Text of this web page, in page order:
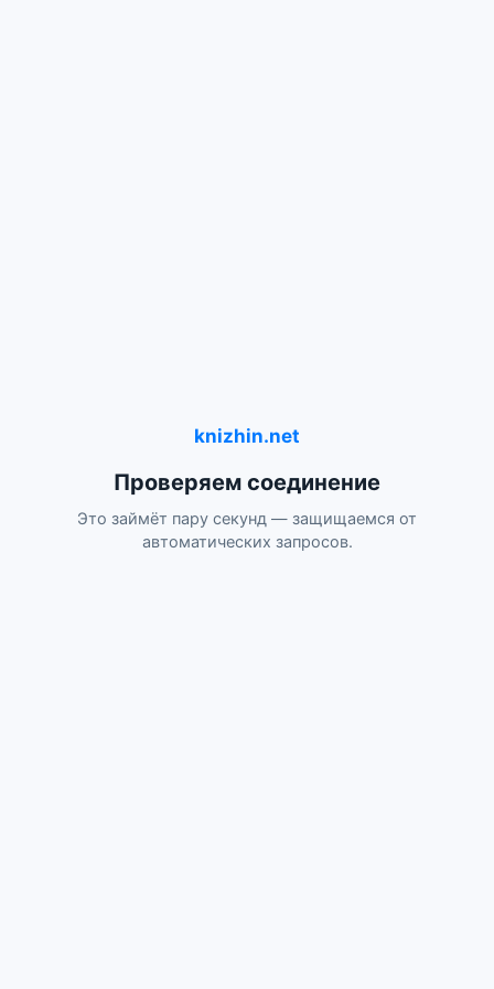
knizhin.net
Проверяем соединение
Это займёт пару секунд — защищаемся от
автоматических запросов.